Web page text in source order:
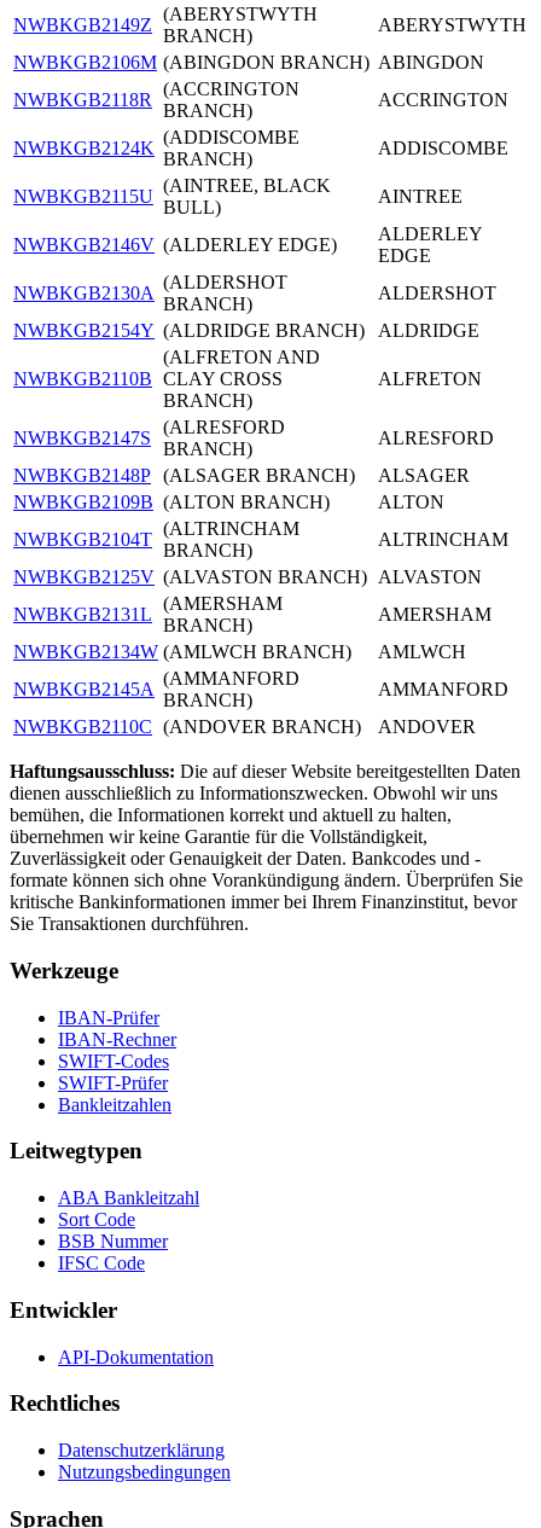
NWBKGB2149Z
(ABERYSTWYTH
BRANCH)
ABERYSTWYTH
NWBKGB2106M (ABINGDON BRANCH) ABINGDON
NWBKGB2118R
(ACCRINGTON
BRANCH)
ACCRINGTON
NWBKGB2124K
(ADDISCOMBE
BRANCH)
ADDISCOMBE
NWBKGB2115U
(AINTREE, BLACK
BULL)
AINTREE
NWBKGB2146V (ALDERLEY EDGE)
ALDERLEY
EDGE
NWBKGB2130A
(ALDERSHOT
BRANCH)
ALDERSHOT
NWBKGB2154Y (ALDRIDGE BRANCH) ALDRIDGE
NWBKGB2110B
(ALFRETON AND
CLAY CROSS
BRANCH)
ALFRETON
NWBKGB2147S
(ALRESFORD
BRANCH)
ALRESFORD
NWBKGB2148P (ALSAGER BRANCH)
ALSAGER
NWBKGB2109B (ALTON BRANCH)
ALTON
NWBKGB2104T
(ALTRINCHAM
BRANCH)
ALTRINCHAM
NWBKGB2125V (ALVASTON BRANCH) ALVASTON
NWBKGB2131L
(AMERSHAM
BRANCH)
AMERSHAM
NWBKGB2134W (AMLWCH BRANCH)
AMLWCH
NWBKGB2145A
(AMMANFORD
BRANCH)
AMMANFORD
NWBKGB2110C (ANDOVER BRANCH) ANDOVER
Haftungsausschluss: Die auf dieser Website bereitgestellten Daten
dienen ausschließlich zu Informationszwecken. Obwohl wir uns
bemühen, die Informationen korrekt und aktuell zu halten,
übernehmen wir keine Garantie für die Vollständigkeit,
Zuverlässigkeit oder Genauigkeit der Daten. Bankcodes und -
formate können sich ohne Vorankündigung ändern. Überprüfen Sie
kritische Bankinformationen immer bei Ihrem Finanzinstitut, bevor
Sie Transaktionen durchführen.
Werkzeuge
IBAN-Prüfer
IBAN-Rechner
SWIFT-Codes
SWIFT-Prüfer
Bankleitzahlen
Leitwegtypen
ABA Bankleitzahl
Sort Code
BSB Nummer
IFSC Code
Entwickler
API-Dokumentation
Rechtliches
Datenschutzerklärung
Nutzungsbedingungen
Sprachen